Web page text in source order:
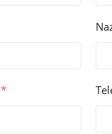
*